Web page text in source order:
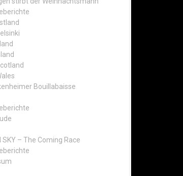
Bouillabaisse
SKY – The Coming Race